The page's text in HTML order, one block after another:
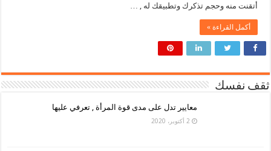
أتقنت منه وحجم تذكرك وتطبيقك له , …
أكمل القراءة »
ثقف نفسك
معايير تدل على مدى قوة المرأة , تعرفي عليها
2 أكتوبر، 2020